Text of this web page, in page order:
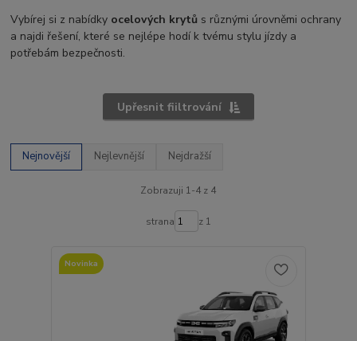
Vybírej si z nabídky ocelových krytů s různými úrovněmi ochrany
a najdi řešení, které se nejlépe hodí k tvému stylu jízdy a
potřebám bezpečnosti.
Upřesnit fiiltrování
Nejnovější Nejlevnější Nejdražší
Zobrazuji 1-4 z 4
strana z 1
Novinka